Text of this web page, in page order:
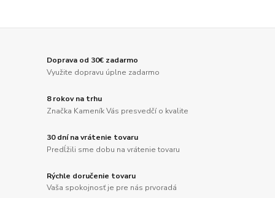
Doprava od 30€ zadarmo
Využite dopravu úplne zadarmo
8 rokov na trhu
Značka Kameník Vás presvedčí o kvalite
30 dní na vrátenie tovaru
Predĺžili sme dobu na vrátenie tovaru
Rýchle doručenie tovaru
Vaša spokojnosť je pre nás prvoradá